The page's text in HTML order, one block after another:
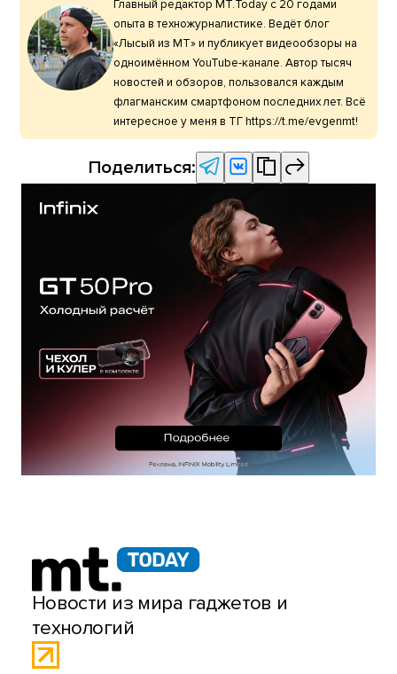
Главный редактор МТ.Today с 20 годами
опыта в техножурналистике. Ведёт блог
«Лысый из МТ» и публикует видеообзоры на
одноимённом YouTube-канале. Автор тысяч
новостей и обзоров, пользовался каждым
флагманским смартфоном последних лет. Всё
интересное у меня в ТГ https://t.me/evgenmt!
Поделиться:
Новости из мира гаджетов и
технологий